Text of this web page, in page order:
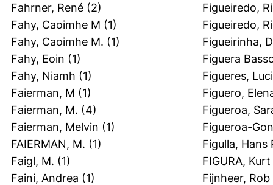
Fahrner, René (2)
Fahy, Caoimhe M (1)
Fahy, Caoimhe M. (1)
Fahy, Eoin (1)
Fahy, Niamh (1)
Faierman, M (1)
Faierman, M. (4)
Faierman, Melvin (1)
FAIERMAN, M. (1)
Faigl, M. (1)
Faini, Andrea (1)
Figueiredo,
Figueiredo,
Figueirinha,
Figuera
Figueres,
Figuero,
Figueroa,
Figueroa-
Figulla, Hans
FIGURA,
Fijnheer, Rob